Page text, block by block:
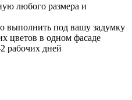
любого размера и
выполнить под вашу задумку
цветов в одном фасаде
рабочих дней